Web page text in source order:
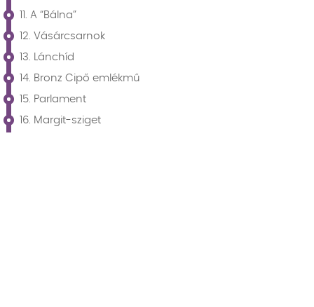
11. A “Bálna”
12. Vásárcsarnok
13. Lánchíd
14. Bronz Cipő emlékmű
15. Parlament
16. Margit-sziget